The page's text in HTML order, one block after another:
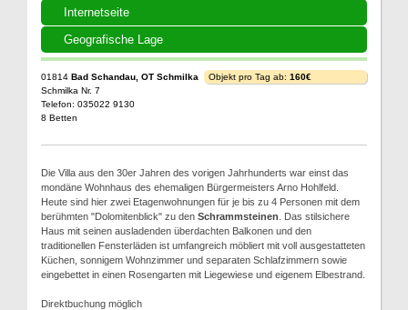
Internetseite
Geografische Lage
01814 Bad Schandau, OT Schmilka
Schmilka Nr. 7
Telefon: 035022 9130
8 Betten
Objekt pro Tag ab: 160€
Die Villa aus den 30er Jahren des vorigen Jahrhunderts war einst das
mondäne Wohnhaus des ehemaligen Bürgermeisters Arno Hohlfeld.
Heute sind hier zwei Etagenwohnungen für je bis zu 4 Personen mit dem
berühmten "Dolomitenblick" zu den Schrammsteinen . Das stilsichere
Haus mit seinen ausladenden überdachten Balkonen und den
traditionellen Fensterläden ist umfangreich möbliert mit voll ausgestatteten
Küchen, sonnigem Wohnzimmer und separaten Schlafzimmern sowie
eingebettet in einen Rosengarten mit Liegewiese und eigenem Elbestrand.
Direktbuchung möglich